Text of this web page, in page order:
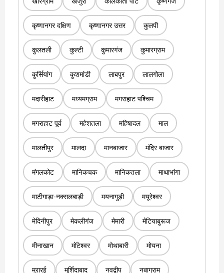
कृष्णानगर दक्षिण कृष्णानगर उत्तर कुलपी
कुलतली कुल्टी कुमारगंज कुमारग्राम
कुर्सियांग कुशमांडी लाबपुर लालगोला
मदारीहाट मध्यमग्राम मगराहाट पश्चिम
मगराहाट पूर्व महेशतला महिषादल माल
मालतीपुर मालदा मानबाजार मंदिर बाजार
मंगलकोट मानिकचक मानिकतला माथाभांगा
माटीगाड़ा-नक्सलबाड़ी मयनागुड़ी मयूरेश्वर
मेदिनीपुर मेकलीगंज मेमारी मेटियाबुरूज
मीनाखान मोंटेश्वर मोथाबारी मोयना
मुरारई मुर्शिदाबाद नवद्वीप नबाग्राम